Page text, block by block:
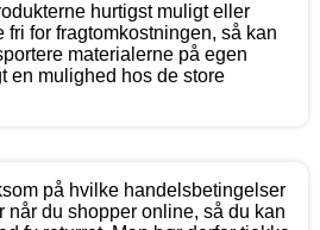
hurtigst muligt eller
fri for fragtomkostningen, så kan
materialerne på egen
en mulighed hos de store
på hvilke handelsbetingelser
når du shopper online, så du kan